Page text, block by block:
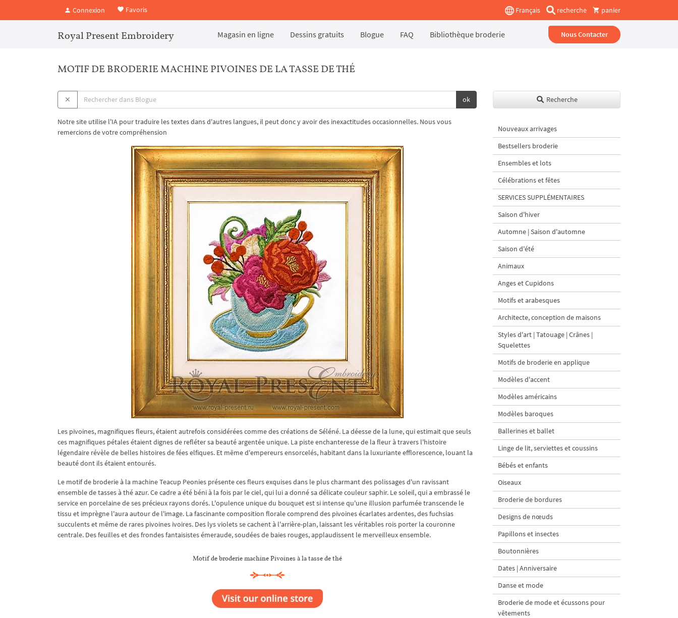
Connexion Favoris Français recherche panier
Royal Present Embroidery Magasin en ligne Dessins gratuits Blogue FAQ Bibliothèque broderie Nous Contacter
MOTIF DE BRODERIE MACHINE PIVOINES DE LA TASSE DE THÉ
ok
Notre site utilise l'IA pour traduire les textes dans d'autres langues, il peut donc y avoir des inexactitudes occasionnelles. Nous vous
remercions de votre compréhension
Les pivoines, magnifiques fleurs, étaient autrefois considérées comme des créations de Séléné. La déesse de la lune, qui estimait que seuls
ces magnifiques pétales étaient dignes de refléter sa beauté argentée unique. La piste enchanteresse de la fleur à travers l'histoire
légendaire révèle de belles histoires de fées elfiques. Et même d'empereurs ensorcelés, habitant dans la luxuriante efflorescence, louant la
beauté dont ils étaient entourés.
Le motif de broderie à la machine Teacup Peonies présente ces fleurs exquises dans le plus charmant des polissages d'un ravissant
ensemble de tasses à thé azur. Ce cadre a été béni à la fois par le ciel, qui lui a donné sa délicate couleur saphir. Le soleil, qui a embrassé le
service en porcelaine de ses précieux rayons dorés. L'opulence unique du bouquet est si intense qu'une illusion parfumée transcende le
tissu et imprègne l'aura autour de l'image. La fascinante composition florale comprend des pivoines écarlates ardentes, des fuchsias
succulents et même de rares pivoines ivoires. Des lys violets se cachent à l'arrière-plan, laissant les véritables rois porter la couronne
centrale. Des feuilles et des frondes fantaisistes émeraude, soudées de baies rouges, applaudissent le merveilleux ensemble.
Motif de broderie machine Pivoines à la tasse de thé
Recherche
Nouveaux arrivages
Bestsellers broderie
Ensembles et lots
Célébrations et fêtes
SERVICES SUPPLÉMENTAIRES
Saison d'hiver
Automne | Saison d'automne
Saison d'été
Animaux
Anges et Cupidons
Motifs et arabesques
Architecte, conception de maisons
Styles d'art | Tatouage | Crânes |
Squelettes
Motifs de broderie en applique
Modèles d'accent
Modèles américains
Modèles baroques
Ballerines et ballet
Linge de lit, serviettes et coussins
Bébés et enfants
Oiseaux
Broderie de bordures
Designs de nœuds
Papillons et insectes
Boutonnières
Dates | Anniversaire
Danse et mode
Broderie de mode et écussons pour
vêtements